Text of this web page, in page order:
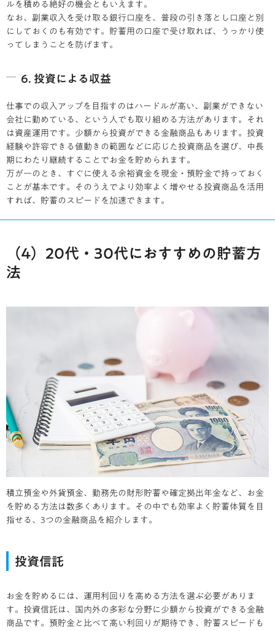
ルを積める絶好の機会ともいえます。
なお、副業収入を受け取る銀行口座を、普段の引き落とし口座と別
にしておくのも有効です。貯蓄用の口座で受け取れば、うっかり使
ってしまうことを防げます。
6. 投資による収益
仕事での収入アップを目指すのはハードルが高い、副業ができない
会社に勤めている、という人でも取り組める方法があります。それ
は資産運用です。少額から投資ができる金融商品もあります。投資
経験や許容できる値動きの範囲などに応じた投資商品を選び、中長
期にわたり継続することでお金を貯められます。
万が一のとき、すぐに使える余裕資金を現金・預貯金で持っておく
ことが基本です。そのうえでより効率よく増やせる投資商品を活用
すれば、貯蓄のスピードを加速できます。
（4）20代・30代におすすめの貯蓄方
法
積立預金や外貨預金、勤務先の財形貯蓄や確定拠出年金など、お金
を貯める方法は数多くあります。その中でも効率よく貯蓄体質を目
指せる、3つの金融商品を紹介します。
投資信託
お金を貯めるには、運用利回りを高める方法を選ぶ必要がありま
す。投資信託は、国内外の多彩な分野に少額から投資ができる金融
商品です。預貯金と比べて高い利回りが期待でき、貯蓄スピードも